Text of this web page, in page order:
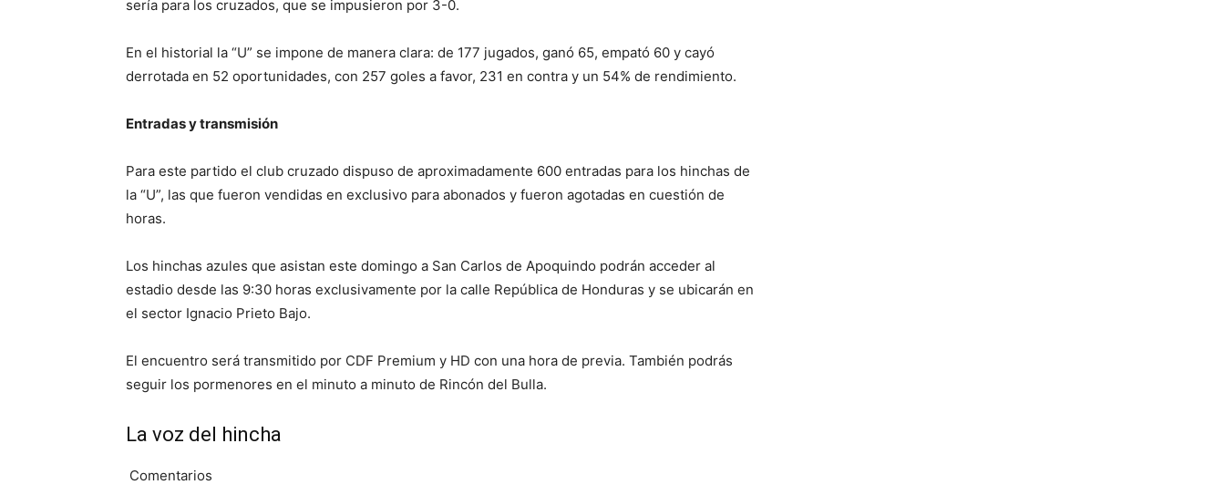
sería para los cruzados, que se impusieron por 3-0.
En el historial la “U” se impone de manera clara: de 177 jugados, ganó 65, empató 60 y cayó
derrotada en 52 oportunidades, con 257 goles a favor, 231 en contra y un 54% de rendimiento.
Entradas y transmisión
Para este partido el club cruzado dispuso de aproximadamente 600 entradas para los hinchas de
la “U”, las que fueron vendidas en exclusivo para abonados y fueron agotadas en cuestión de
horas.
Los hinchas azules que asistan este domingo a San Carlos de Apoquindo podrán acceder al
estadio desde las 9:30 horas exclusivamente por la calle República de Honduras y se ubicarán en
el sector Ignacio Prieto Bajo.
El encuentro será transmitido por CDF Premium y HD con una hora de previa. También podrás
seguir los pormenores en el minuto a minuto de Rincón del Bulla.
La voz del hincha
Comentarios